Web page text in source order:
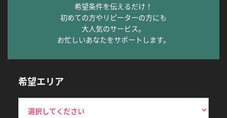
希望条件を伝えるだけ！
初めての方やリピーターの方にも
大人気のサービス。
お忙しいあなたをサポートします。
希望エリア